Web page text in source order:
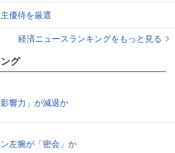
優待を厳選
経済ニュースランキングをもっと見る
グ
響力」が減退か
左腕が「密会」か